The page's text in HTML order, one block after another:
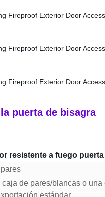
la puerta de bisagra
resistente a fuego
caja de pares/blancas o
estándar